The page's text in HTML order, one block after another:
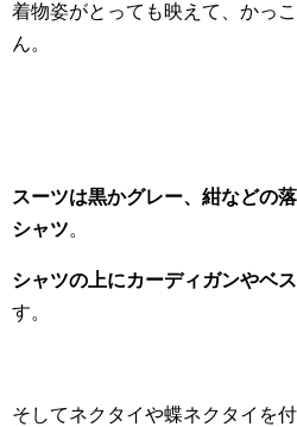
着物姿がとっても映えて、かっ
ん。
スーツは黒かグレー、紺などの
シャツ。
シャツの上にカーディガンやベ
す。
そしてネクタイや蝶ネクタイを付